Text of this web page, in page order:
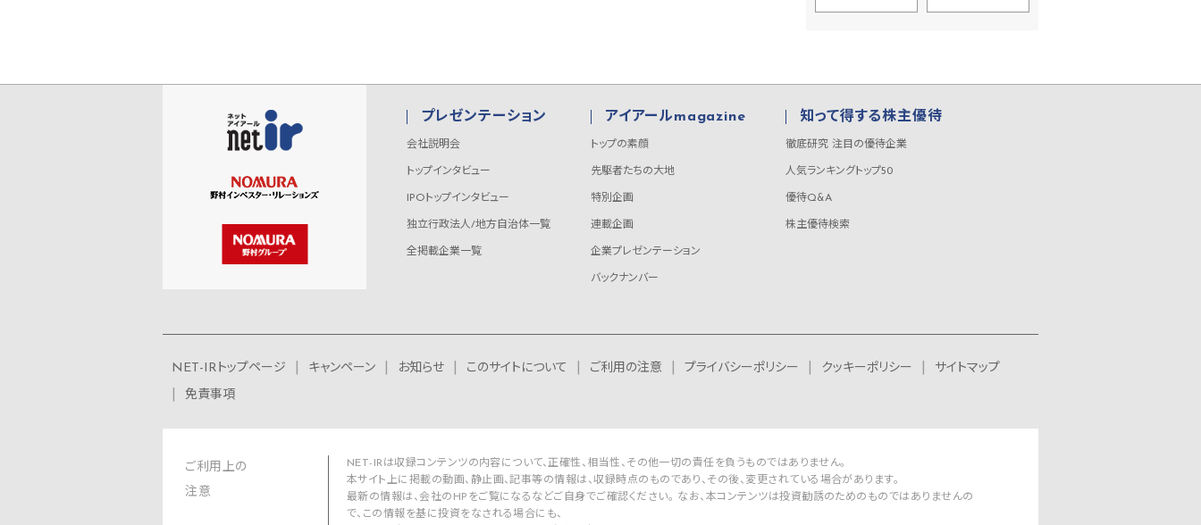
プレゼンテーション
会社説明会
トップインタビュー
IPOトップインタビュー
独立行政法人/地方自治体一覧
全掲載企業一覧
アイアールmagazine
トップの素顔
先駆者たちの大地
特別企画
連載企画
企業プレゼンテーション
バックナンバー
知って得する株主優待
徹底研究 注目の優待企業
人気ランキングトップ50
優待Q&A
株主優待検索
NET-IRトップページ キャンペーン お知らせ このサイトについて ご利用の注意 プライバシーポリシー クッキーポリシー
サイトマップ
免責事項
ご利用上の
注意
NET-IRは収録コンテンツの内容について、正確性、相当性、その他一切の責任を負うものではありません。
本サイト上に掲載の動画、静止画、記事等の情報は、収録時点のものであり、その後、変更されている場合があります。
最新の情報は、会社のHPをご覧になるなどご自身でご確認ください。 なお、本コンテンツは投資勧誘のためのものではありませんの
で、この情報を基に投資をなされる場合にも、